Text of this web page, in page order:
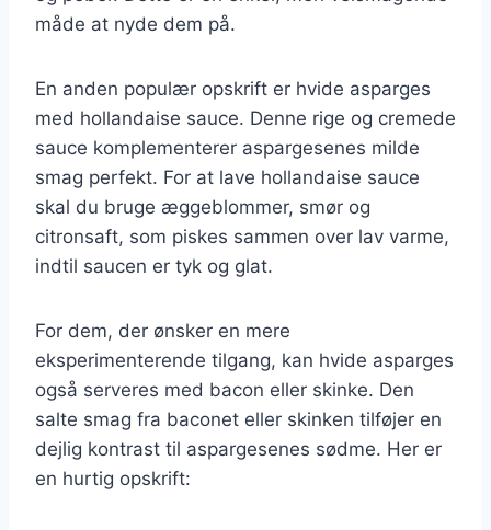
måde at nyde dem på.
En anden populær opskrift er hvide asparges
med hollandaise sauce. Denne rige og cremede
sauce komplementerer aspargesenes milde
smag perfekt. For at lave hollandaise sauce
skal du bruge æggeblommer, smør og
citronsaft, som piskes sammen over lav varme,
indtil saucen er tyk og glat.
For dem, der ønsker en mere
eksperimenterende tilgang, kan hvide asparges
også serveres med bacon eller skinke. Den
salte smag fra baconet eller skinken tilføjer en
dejlig kontrast til aspargesenes sødme. Her er
en hurtig opskrift: